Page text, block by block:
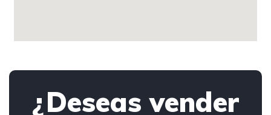
¿Deseas vender